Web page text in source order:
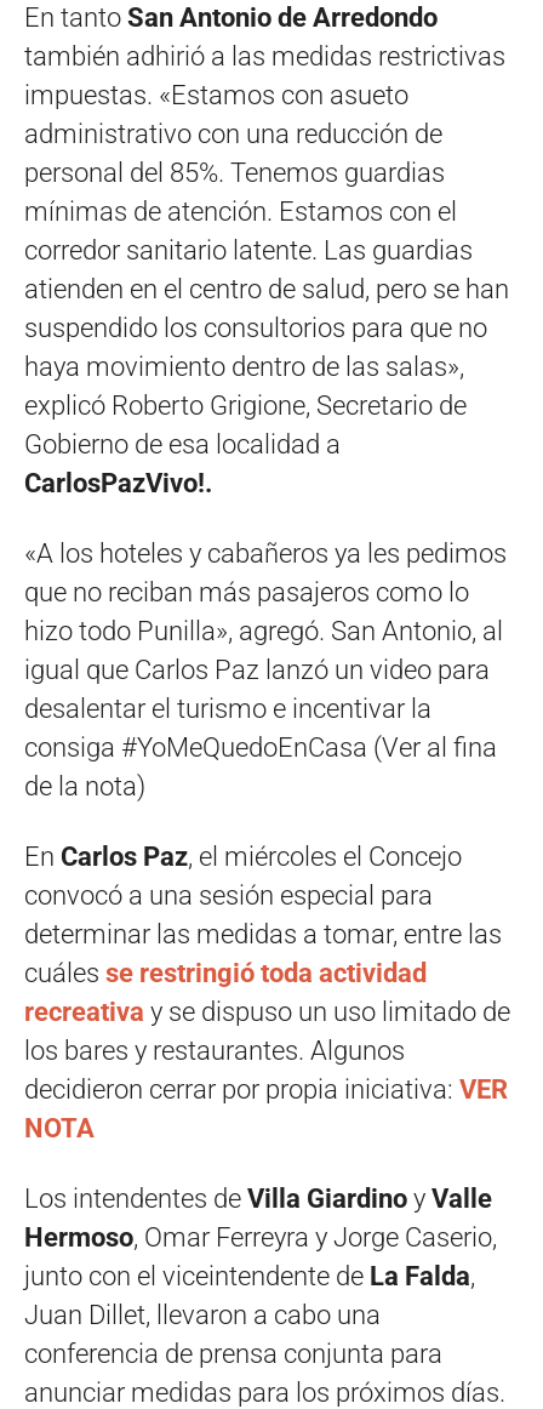
En tanto San Antonio de Arredondo
también adhirió a las medidas restrictivas
impuestas. «Estamos con asueto
administrativo con una reducción de
personal del 85%. Tenemos guardias
mínimas de atención. Estamos con el
corredor sanitario latente. Las guardias
atienden en el centro de salud, pero se han
suspendido los consultorios para que no
haya movimiento dentro de las salas»,
explicó Roberto Grigione, Secretario de
Gobierno de esa localidad a
CarlosPazVivo!.
«A los hoteles y cabañeros ya les pedimos
que no reciban más pasajeros como lo
hizo todo Punilla», agregó. San Antonio, al
igual que Carlos Paz lanzó un video para
desalentar el turismo e incentivar la
consiga #YoMeQuedoEnCasa (Ver al fina
de la nota)
En Carlos Paz, el miércoles el Concejo
convocó a una sesión especial para
determinar las medidas a tomar, entre las
cuáles se restringió toda actividad
recreativa y se dispuso un uso limitado de
los bares y restaurantes. Algunos
decidieron cerrar por propia iniciativa: VER
NOTA
Los intendentes de Villa Giardino y Valle
Hermoso, Omar Ferreyra y Jorge Caserio,
junto con el viceintendente de La Falda,
Juan Dillet, llevaron a cabo una
conferencia de prensa conjunta para
anunciar medidas para los próximos días.